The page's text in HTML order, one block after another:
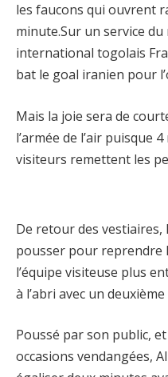
les faucons qui ouvrent
minute.Sur un service
international togolais
bat le goal iranien pour
Mais la joie sera de
l’armée de l’air puisque
visiteurs remettent les
De retour des vestiaires,
pousser pour reprendre
l’équipe visiteuse plus
à l’abri avec un
Poussé par son public,
occasions vendangées,